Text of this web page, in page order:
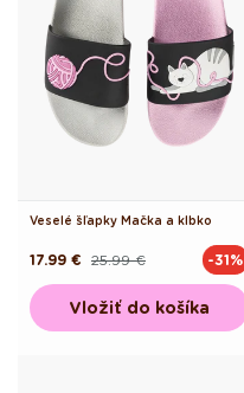
Veselé šľapky Mačka a klbko
Pôvodná25.99 €
Akciová
17.99 € -31%
Vložiť do košíka